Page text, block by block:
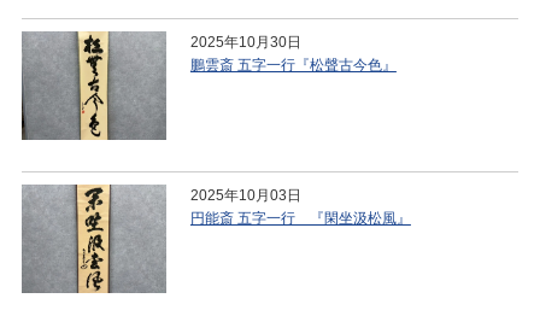
2025年10月30日
鵬雲斎 五字一行『松聲古今色』
2025年10月03日
円能斎 五字一行 『閑坐汲松風』